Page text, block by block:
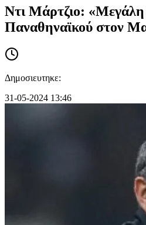
Ντι Μάρτζιο:
Παναθηναϊκού στον
Δημοσιευτηκε:
31-05-2024 13:46